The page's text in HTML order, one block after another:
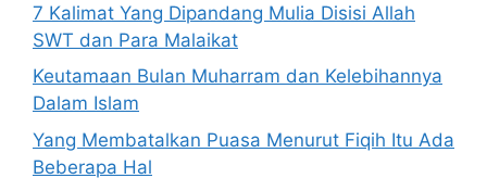
7 Kalimat Yang Dipandang Mulia Disisi Allah
SWT dan Para Malaikat
Keutamaan Bulan Muharram dan Kelebihannya
Dalam Islam
Yang Membatalkan Puasa Menurut Fiqih Itu Ada
Beberapa Hal